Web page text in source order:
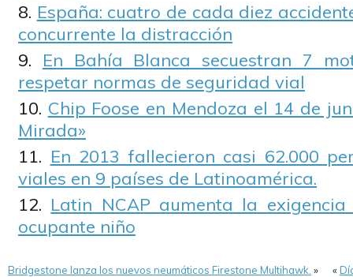
España: cuatro de cada diez
concurrente la distracción
En Bahía Blanca secuestran 7
respetar normas de seguridad vial
Chip Foose en Mendoza el 14 de
Mirada»
En 2013 fallecieron casi 62.000
viales en 9 países de Latinoamérica.
Latin NCAP aumenta la
ocupante niño
Bridgestone lanza los nuevos neumáticos Firestone Multihawk. » «